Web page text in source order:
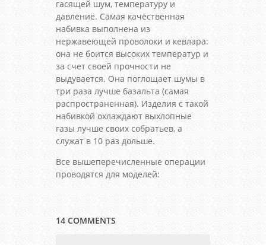
гасящей шум, температуру и
давление. Самая качественная
набивка выполнена из
нержавеющей проволоки и кевлара:
она не боится высоких температур и
за счет своей прочности не
выдувается. Она поглощает шумы в
три раза лучше базальта (самая
распространенная). Изделия с такой
набивкой охлаждают выхлопные
газы лучше своих собратьев, а
служат в 10 раз дольше.
Все вышеперечисленные операции
проводятся для моделей:
14 COMMENTS